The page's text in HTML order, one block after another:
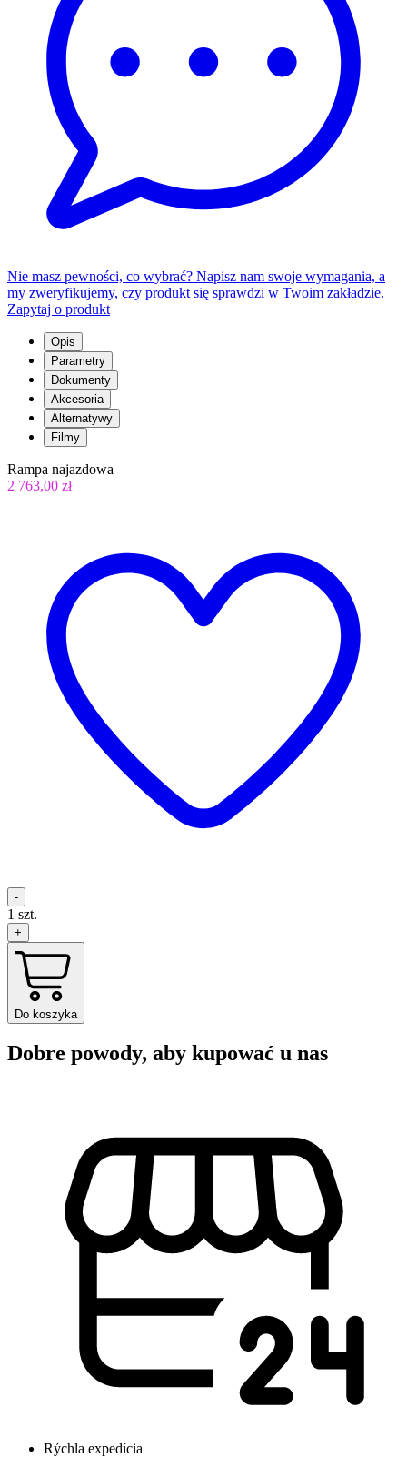
Nie masz pewności, co wybrać? Napisz nam swoje wymagania, a
my zweryfikujemy, czy produkt się sprawdzi w Twoim zakładzie.
Zapytaj o produkt
Opis
Parametry
Dokumenty
Akcesoria
Alternatywy
Filmy
Rampa najazdowa
2 763,00 zł
-
1 szt.
+
Do koszyka
Dobre powody, aby kupować u nas
Rýchla expedícia